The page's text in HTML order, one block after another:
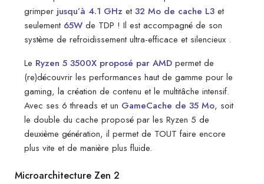
grimper jusqu’à 4.1 GHz et32 Mo de cache L3 et
seulement 65W de TDP ! Il est accompagné de son
système de refroidissement ultra-efficace et silencieux .
Le Ryzen 5 3500X proposé par AMD permet de
(re)découvrir les performances haut de gamme pour le
gaming, la création de contenu et le multitâche intensif.
Avec ses 6 threads et un GameCache de 35 Mo, soit
le double du cache proposé par les Ryzen 5 de
deuxième génération, il permet de TOUT faire encore
plus vite et de manière plus fluide.
Microarchitecture Zen 2